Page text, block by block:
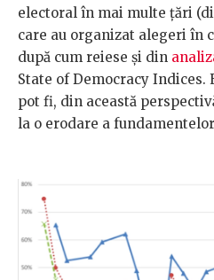
electoral în mai multe țări
care au organizat alegeri în
după cum reiese și din
State of Democracy
pot fi, din această
la o erodare a